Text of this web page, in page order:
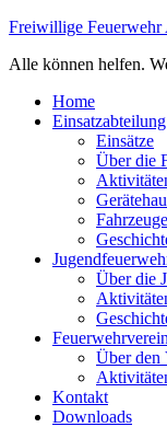
Freiwillige Feuerwehr
Alle können helfen.
Home
Einsatzabteilung
Einsätze
Über die
Fahrzeuge
Über die
Feuerwehrverein
Über den
Kontakt
Downloads